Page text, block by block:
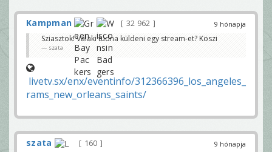
9 hónapja
Kampman
32 962
Sziasztok! Valaki tudna küldeni egy stream-et? Köszi
szata
livetv.sx/enx/eventinfo/312366396_los_angeles_
rams_new_orleans_saints/
9 hónapja
szata 160